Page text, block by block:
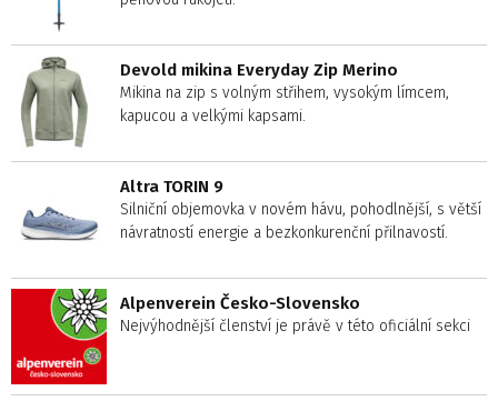
Devold mikina Everyday Zip Merino
Mikina na zip s volným střihem, vysokým límcem,
kapucou a velkými kapsami.
Altra TORIN 9
Silniční objemovka v novém hávu, pohodlnější, s větší
návratností energie a bezkonkurenční přilnavostí.
Alpenverein Česko-Slovensko
Nejvýhodnější členství je právě v této oficiální sekci